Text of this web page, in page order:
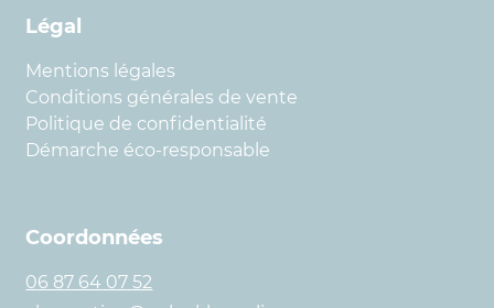
Légal
Mentions légales
Conditions générales de vente
Politique de confidentialité
Démarche éco-responsable
Coordonnées
06 87 64 07 52